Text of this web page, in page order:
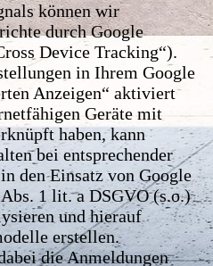
können wir
durch Google
Device Tracking“).
in Ihrem Google
Anzeigen“ aktiviert
Geräte mit
haben, kann
bei entsprechender
den Einsatz von Google
1 lit. a DSGVO (s.o.)
und hierauf
erstellen.
die Anmeldungen